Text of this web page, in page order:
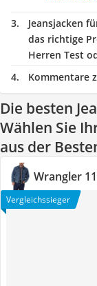
Jeansjacken
das richtige
Herren Test
Kommentare
Die besten
Wählen Sie
aus der
Wrangler
Vergleichssieger